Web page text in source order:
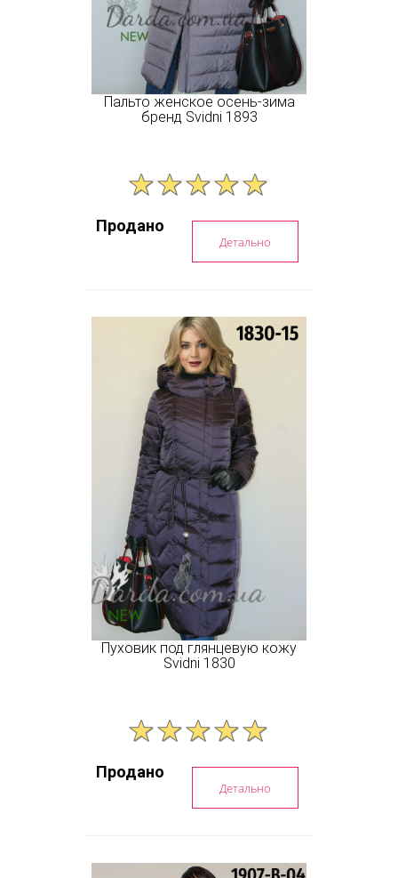
Пальто женское осень-зима
бренд Svidni 1893
Продано
Детально
Пуховик под глянцевую кожу
Svidni 1830
Продано
Детально